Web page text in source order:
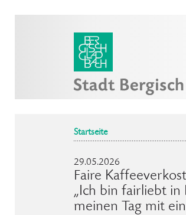
Startseite
29.05.2026
Faire
„Ich bin fairliebt in
meinen Tag mit